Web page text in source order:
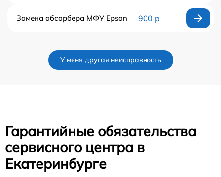
Замена абсорбера МФУ Epson 900 р
У меня другая неисправность
Гарантийные обязательства
сервисного центра в
Екатеринбурге